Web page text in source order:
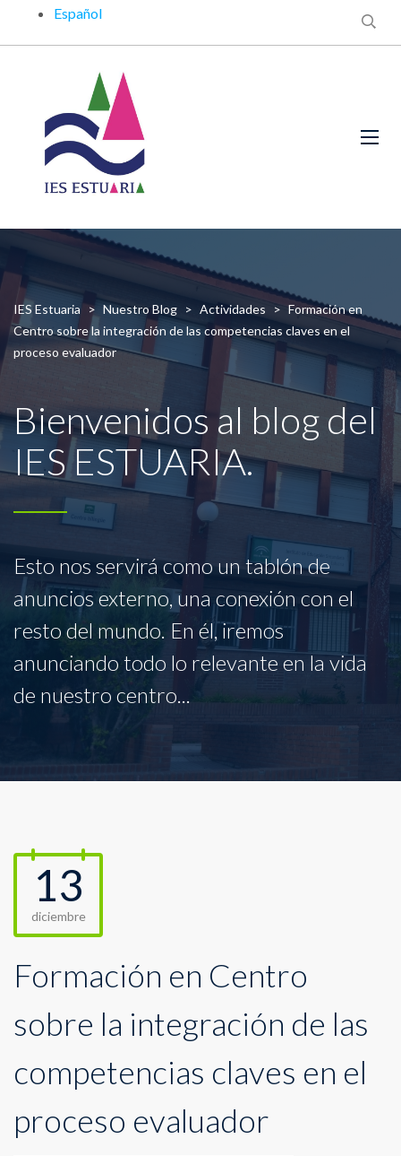
Español
IES Estuaria > Nuestro Blog > Actividades > Formación en
Centro sobre la integración de las competencias claves en el
proceso evaluador
Bienvenidos al blog del
IES ESTUARIA.
Esto nos servirá como un tablón de
anuncios externo, una conexión con el
resto del mundo. En él, iremos
anunciando todo lo relevante en la vida
de nuestro centro...
13
diciembre
Formación en Centro
sobre la integración de las
competencias claves en el
proceso evaluador